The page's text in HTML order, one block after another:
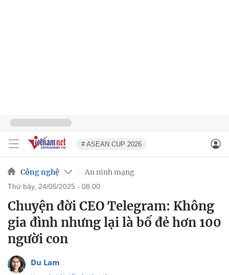
# ASEAN CUP 2026
Công nghệ An ninh mạng
thứ bảy, 24/05/2025 - 08:00
Chuyện đời CEO Telegram: Không
gia đình nhưng lại là bố đẻ hơn 100
người con
Du Lam